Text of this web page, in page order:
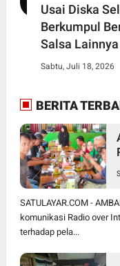
Usai Diska
Berkumpul
Salsa
Sabtu, Juli 18, 2026
BERITA
SATULAYAR.COM -
komunikasi Radio over
terhadap pela...